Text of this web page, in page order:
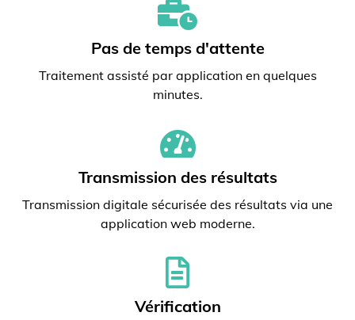
Pas de temps d'attente
Traitement assisté par application en quelques
minutes.
Transmission des résultats
Transmission digitale sécurisée des résultats via une
application web moderne.
Vérification